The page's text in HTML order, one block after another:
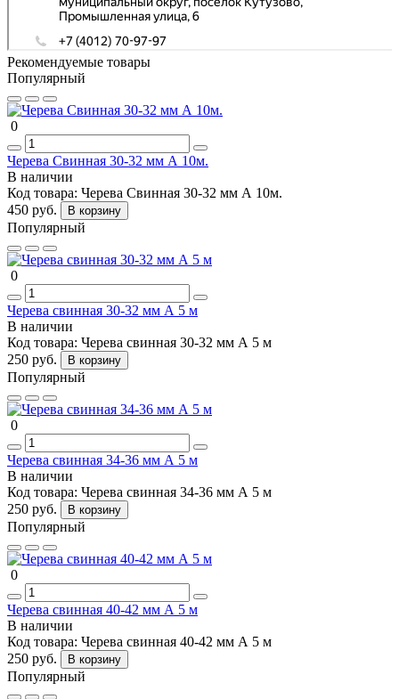
Рекомендуемые товары
Популярный
0
Черева Свинная 30-32 мм А 10м.
В наличии
Код товара: Черева Свинная 30-32 мм А 10м.
450 руб.
В корзину
Популярный
0
Черева свинная 30-32 мм А 5 м
В наличии
Код товара: Черева свинная 30-32 мм А 5 м
250 руб.
В корзину
Популярный
0
Черева свинная 34-36 мм А 5 м
В наличии
Код товара: Черева свинная 34-36 мм А 5 м
250 руб.
В корзину
Популярный
0
Черева свинная 40-42 мм А 5 м
В наличии
Код товара: Черева свинная 40-42 мм А 5 м
250 руб.
В корзину
Популярный